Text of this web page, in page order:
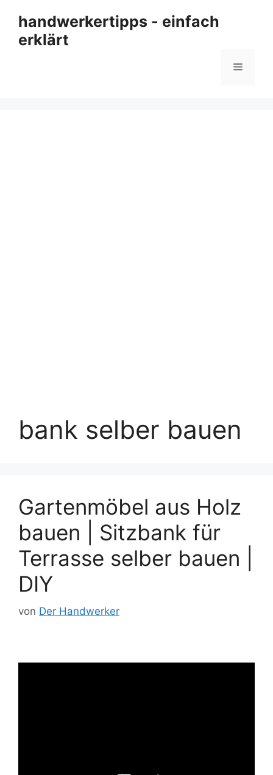
Inhalt
springen
handwerkertipps - einfach
erklärt
Menü
bank selber bauen
Gartenmöbel aus Holz
bauen | Sitzbank für
Terrasse selber bauen |
DIY
von Der Handwerker